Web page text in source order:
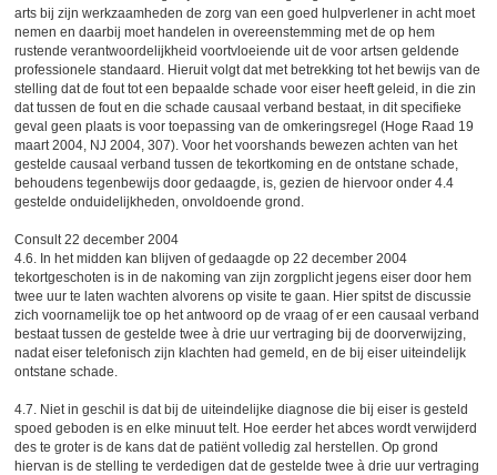
arts bij zijn werkzaamheden de zorg van een goed hulpverlener in acht moet
nemen en daarbij moet handelen in overeenstemming met de op hem
rustende verantwoordelijkheid voortvloeiende uit de voor artsen geldende
professionele standaard. Hieruit volgt dat met betrekking tot het bewijs van de
stelling dat de fout tot een bepaalde schade voor eiser heeft geleid, in die zin
dat tussen de fout en die schade causaal verband bestaat, in dit specifieke
geval geen plaats is voor toepassing van de omkeringsregel (Hoge Raad 19
maart 2004, NJ 2004, 307). Voor het voorshands bewezen achten van het
gestelde causaal verband tussen de tekortkoming en de ontstane schade,
behoudens tegenbewijs door gedaagde, is, gezien de hiervoor onder 4.4
gestelde onduidelijkheden, onvoldoende grond.
Consult 22 december 2004
4.6. In het midden kan blijven of gedaagde op 22 december 2004
tekortgeschoten is in de nakoming van zijn zorgplicht jegens eiser door hem
twee uur te laten wachten alvorens op visite te gaan. Hier spitst de discussie
zich voornamelijk toe op het antwoord op de vraag of er een causaal verband
bestaat tussen de gestelde twee à drie uur vertraging bij de doorverwijzing,
nadat eiser telefonisch zijn klachten had gemeld, en de bij eiser uiteindelijk
ontstane schade.
4.7. Niet in geschil is dat bij de uiteindelijke diagnose die bij eiser is gesteld
spoed geboden is en elke minuut telt. Hoe eerder het abces wordt verwijderd
des te groter is de kans dat de patiënt volledig zal herstellen. Op grond
hiervan is de stelling te verdedigen dat de gestelde twee à drie uur vertraging